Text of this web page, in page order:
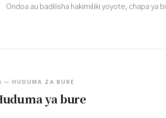
Ondoa au badilisha hakimiliki yoyote, chapa ya
— HUDUMA ZA BURE
ya bure